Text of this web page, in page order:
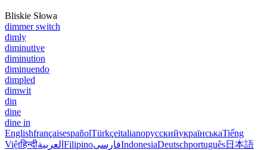
Bliskie Słowa
dimmer switch
dimly
diminutive
diminution
diminuendo
dimpled
dimwit
din
dine
dine in
EnglishfrançaisespañolTürkçeitalianoрусскийукраїнськаTiếng
Việtहिन्दीالعربية FilipinoفارسیIndonesiaDeutschportuguês日本語